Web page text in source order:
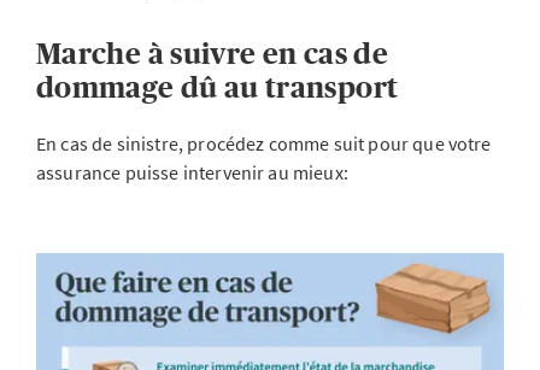
Marche à suivre en cas de
dommage dû au transport
En cas de sinistre, procédez comme suit pour que votre
assurance puisse intervenir au mieux: